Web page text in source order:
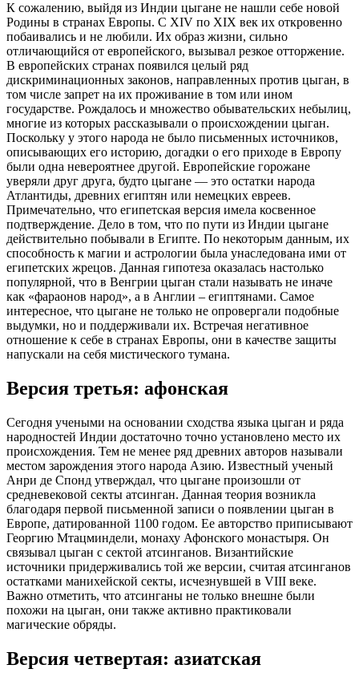
К сожалению, выйдя из Индии цыгане не нашли себе новой
Родины в странах Европы. С XIV по XIX век их откровенно
побаивались и не любили. Их образ жизни, сильно
отличающийся от европейского, вызывал резкое отторжение.
В европейских странах появился целый ряд
дискриминационных законов, направленных против цыган, в
том числе запрет на их проживание в том или ином
государстве. Рождалось и множество обывательских небылиц,
многие из которых рассказывали о происхождении цыган.
Поскольку у этого народа не было письменных источников,
описывающих его историю, догадки о его приходе в Европу
были одна невероятнее другой. Европейские горожане
уверяли друг друга, будто цыгане — это остатки народа
Атлантиды, древних египтян или немецких евреев.
Примечательно, что египетская версия имела косвенное
подтверждение. Дело в том, что по пути из Индии цыгане
действительно побывали в Египте. По некоторым данным, их
способность к магии и астрологии была унаследована ими от
египетских жрецов. Данная гипотеза оказалась настолько
популярной, что в Венгрии цыган стали называть не иначе
как «фараонов народ», а в Англии – египтянами. Самое
интересное, что цыгане не только не опровергали подобные
выдумки, но и поддерживали их. Встречая негативное
отношение к себе в странах Европы, они в качестве защиты
напускали на себя мистического тумана.
Версия третья: афонская
Сегодня учеными на основании сходства языка цыган и ряда
народностей Индии достаточно точно установлено место их
происхождения. Тем не менее ряд древних авторов называли
местом зарождения этого народа Азию. Известный ученый
Анри де Спонд утверждал, что цыгане произошли от
средневековой секты атсинган. Данная теория возникла
благодаря первой письменной записи о появлении цыган в
Европе, датированной 1100 годом. Ее авторство приписывают
Георгию Мтацминдели, монаху Афонского монастыря. Он
связывал цыган с сектой атсинганов. Византийские
источники придерживались той же версии, считая атсинганов
остатками манихейской секты, исчезнувшей в VIII веке.
Важно отметить, что атсинганы не только внешне были
похожи на цыган, они также активно практиковали
магические обряды.
Версия четвертая: азиатская